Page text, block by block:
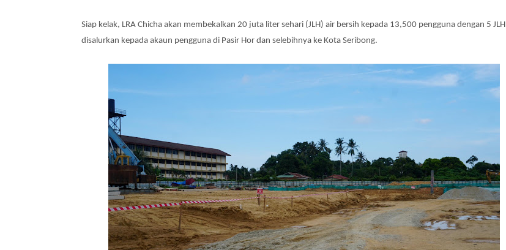
Siap kelak, LRA Chicha akan membekalkan 20 juta liter sehari (JLH) air bersih kepada 13,500 pengguna dengan 5 JLH
disalurkan kepada akaun pengguna di Pasir Hor dan selebihnya ke Kota Seribong.